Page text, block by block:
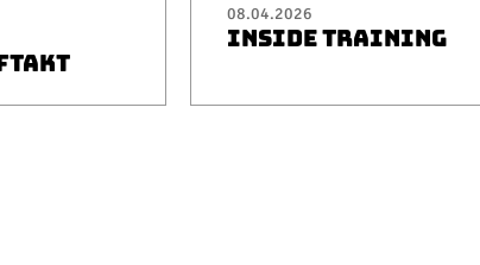
08.04.2026
INSIDE TRAINING